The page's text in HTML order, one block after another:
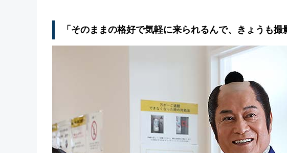
「そのままの格好で気軽に来られるんで、きょうも撮